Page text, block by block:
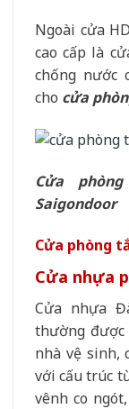
Ngoài cửa
cao cấp là
chống nước
cho cửa
Cửa
Saigondoor
Cửa phòng
Cửa nhựa
Cửa nhựa
thường được
nhà vệ sinh,
với cấu trúc
vênh co